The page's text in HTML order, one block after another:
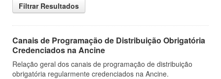
Filtrar Resultados
Canais de Programação de Distribuição Obrigatória
Credenciados na Ancine
Relação geral dos canais de programação de distribuição
obrigatória regularmente credenciados na Ancine.